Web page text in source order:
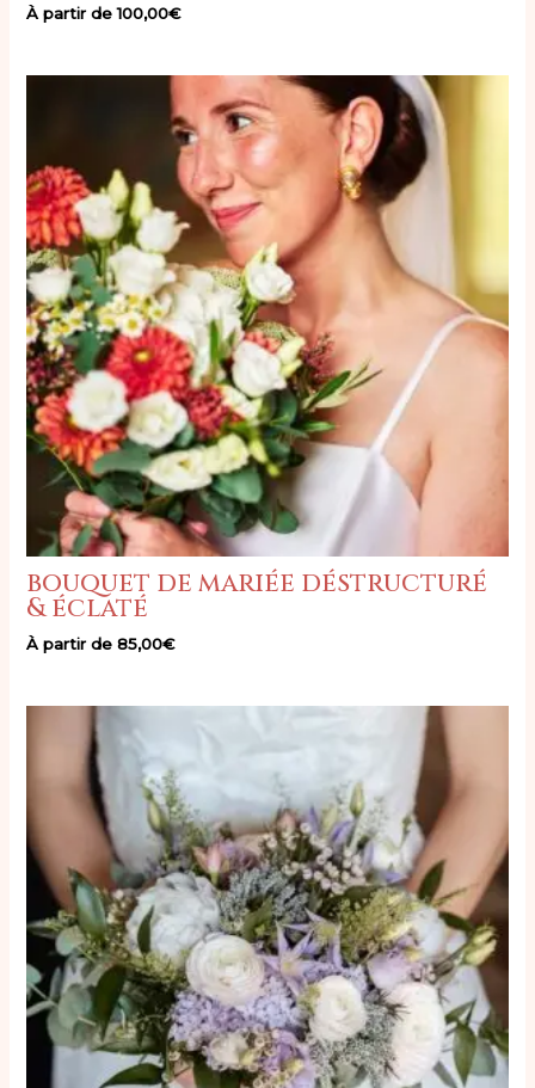
À partir de100,00€
bouquet de mariée déstructuré
& éclaté
À partir de85,00€